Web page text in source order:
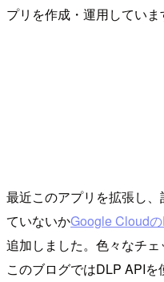
プリを作成・運用していま
最近このアプリを拡張し
ていないかGoogle Cloud
追加しました。色々なチェ
このブログではDLP API